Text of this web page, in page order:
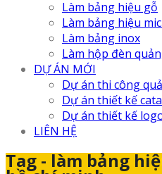
Làm bảng hiệu gỗ
Làm bảng hiệu
Làm bảng inox
Làm hộp đèn
DỰ ÁN MỚI
Dự án thi công
Dự án thiết kế
Dự án thiết kế
LIÊN HỆ
Tag - làm bảng